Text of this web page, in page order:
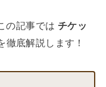
の記事では チケッ
徹底解説します！